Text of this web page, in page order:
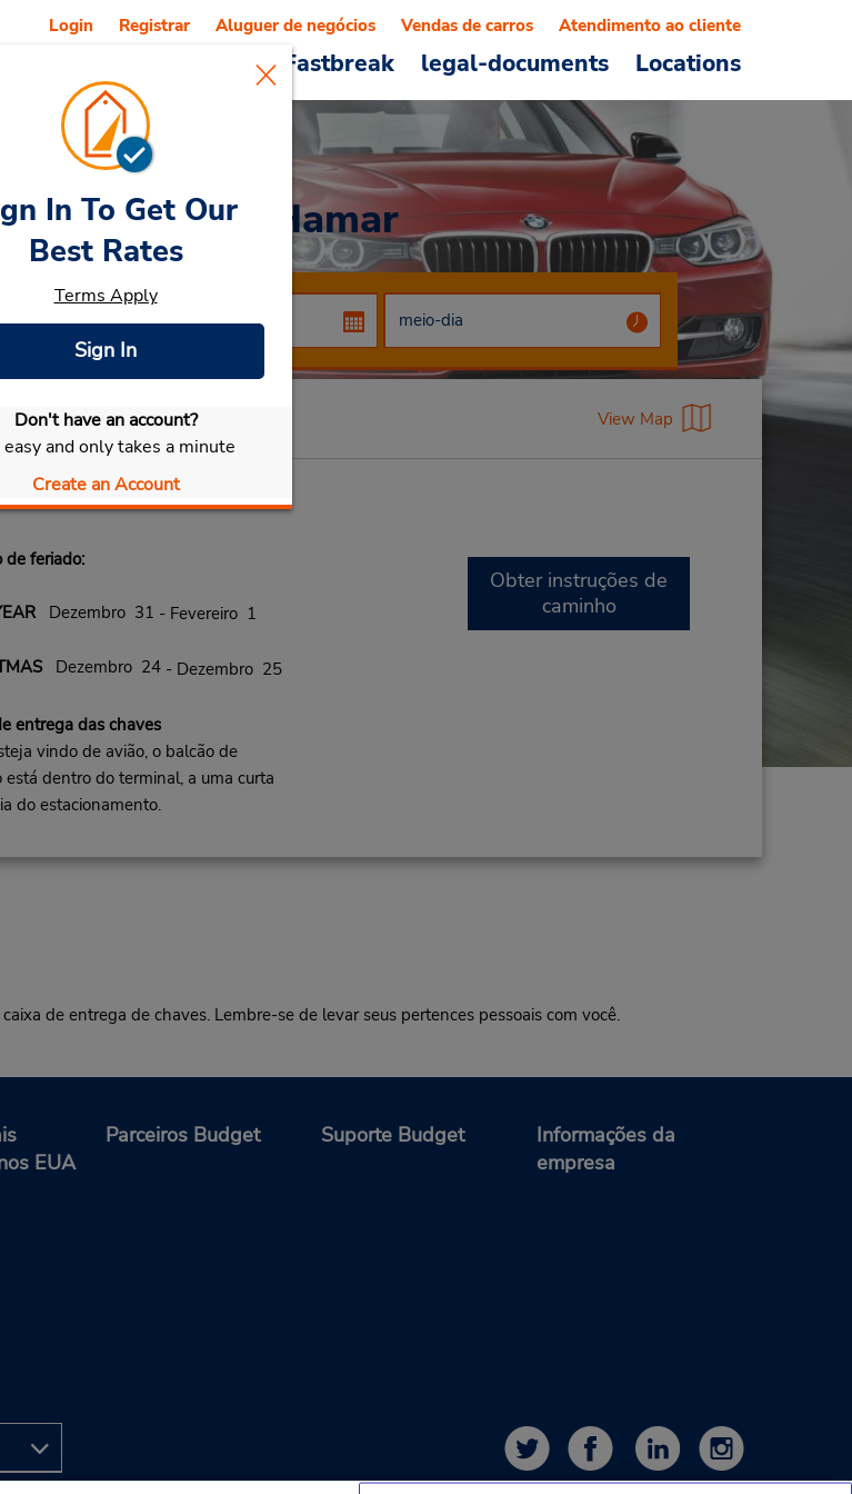
Veículos e serviços Fastbreak legal-documents Locations
Login Registrar Aluguer de negócios Vendas de carros Atendimento ao cliente
at Centro de Hamar
Selecionar meu carro
In To Get Our
Best Rates
Terms Apply
Sign In
Don't have an account?
and only takes a minute
Create an Account
View Map
de feriado:
Dezembro 31 - Fevereiro 1
Dezembro 24 - Dezembro 25
entrega das chaves
vindo de avião, o balcão de
está dentro do terminal, a uma curta
do estacionamento.
Obter instruções de
caminho
de entrega de chaves. Lembre-se de levar seus pertences pessoais com você.
EUA
Parceiros Budget Suporte Budget
Informações da
empresa